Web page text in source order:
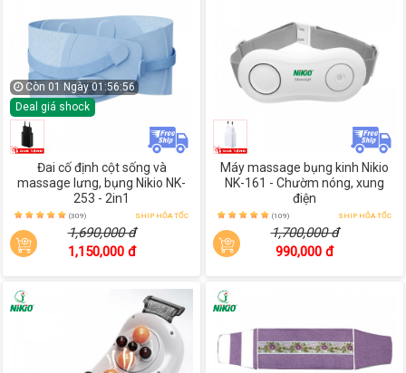
Deal giá shock
Còn 01 Ngày 01:56:55
Đai cố định cột sống và
massage lưng, bụng Nikio NK-
253 - 2in1
(309) SHIP HỎA TỐC
1,690,000 đ
1,150,000 đ
Máy massage bụng kinh Nikio
NK-161 - Chườm nóng, xung
điện
(109) SHIP HỎA TỐC
1,700,000 đ
990,000 đ